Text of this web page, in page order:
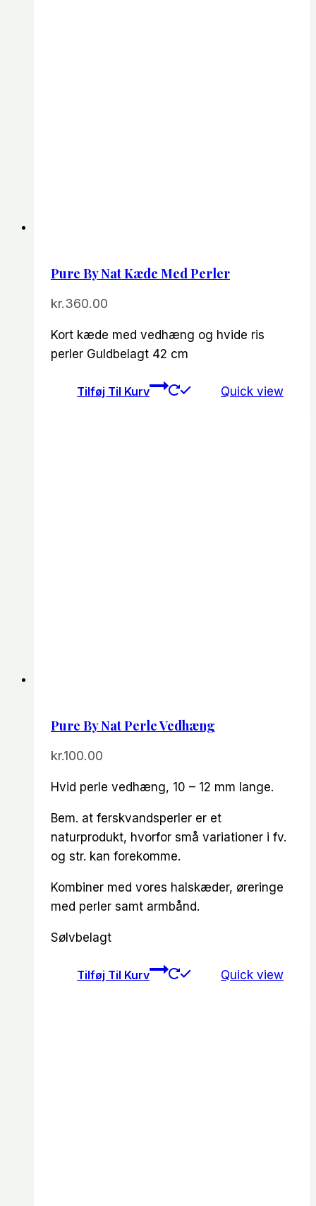
Pure By Nat Kæde Med Perler
kr.360.00
Kort kæde med vedhæng og hvide ris
perler Guldbelagt 42 cm
Tilføj Til Kurv Quick view
Pure By Nat Perle Vedhæng
kr.100.00
Hvid perle vedhæng, 10 – 12 mm lange.
Bem. at ferskvandsperler er et
naturprodukt, hvorfor små variationer i fv.
og str. kan forekomme.
Kombiner med vores halskæder, øreringe
med perler samt armbånd.
Sølvbelagt
Tilføj Til Kurv Quick view